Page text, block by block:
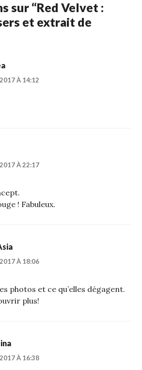
sur “Red Velvet :
et extrait de
À 14:12
À 22:17
! Fabuleux.
À 18:06
photos et ce qu’elles dégagent.
plus!
À 16:38